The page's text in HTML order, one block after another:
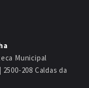
Municipal
208 Caldas da